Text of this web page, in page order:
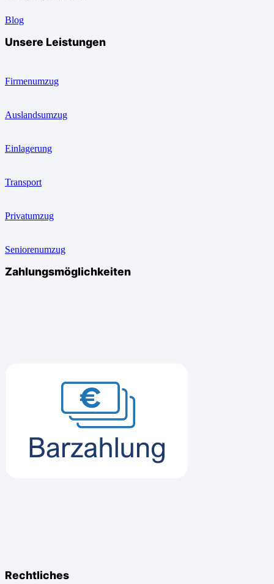
Blog
Unsere Leistungen
Firmenumzug
Auslandsumzug
Einlagerung
Transport
Privatumzug
Seniorenumzug
Zahlungsmöglichkeiten
Rechtliches